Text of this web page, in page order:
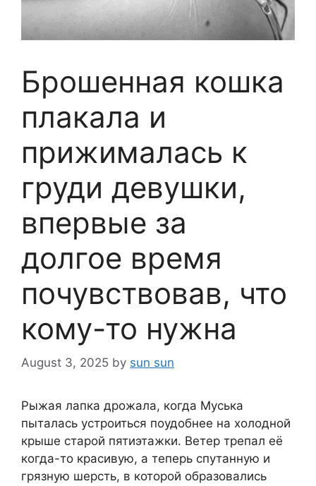
Брошенная кошка
плакала и
прижималась к
груди девушки,
впервые за
долгое время
почувствовав, что
кому-то нужна
August 3, 2025 by sun sun
Рыжая лапка дрожала, когда Муська
пыталась устроиться поудобнее на холодной
крыше старой пятиэтажки. Ветер трепал её
когда-то красивую, а теперь спутанную и
грязную шерсть, в которой образовались